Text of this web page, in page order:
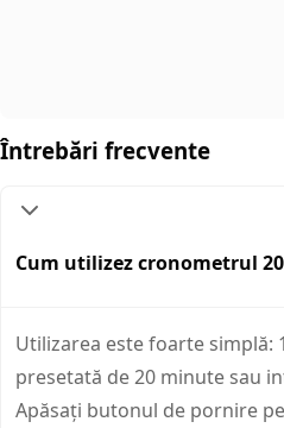
Întrebări frecvente
Cum utilizez cronometrul
Utilizarea este foarte simplă:
presetată de 20 minute sau
Apăsați butonul de pornire